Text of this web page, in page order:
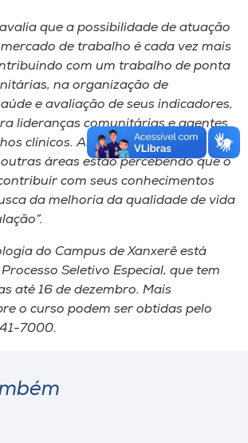
que a possibilidade de atuação
de trabalho é cada vez mais
com um trabalho de ponta
na organização de
e avaliação de seus indicadores,
lideranças comunitárias e agentes
clínicos. Além disso, os
áreas estão percebendo que o
com seus conhecimentos
da melhoria da qualidade de vida
do Campus de Xanxerê está
Seletivo Especial, que tem
até 16 de dezembro. Mais
o curso podem ser obtidas pelo
7000.